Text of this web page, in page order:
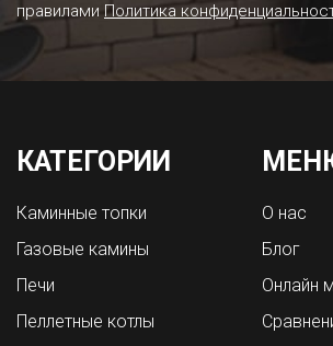
правиламиПолитика
КАТЕГОРИИ
Каминные топки
Газовые камины
Печи
Пеллетные котлы
О нас
Блог
Онлайн